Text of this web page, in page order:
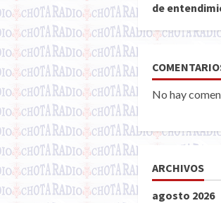
de
No hay
ARCHIVOS
agosto 2026